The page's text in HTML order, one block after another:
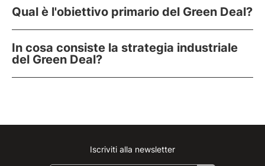
Qual è l'obiettivo primario del Green Deal?
In cosa consiste la strategia industriale
del Green Deal?
Instagram
Facebook
Linkedin
Youtube
Iscriviti alla newsletter